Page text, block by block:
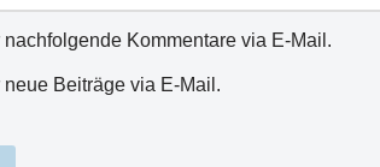
Kommentare via E-Mail.
Beiträge via E-Mail.